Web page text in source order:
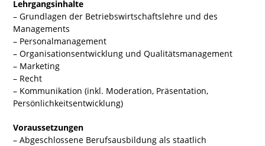
Lehrgangsinhalte
– Grundlagen der Betriebswirtschaftslehre und des
Managements
– Personalmanagement
– Organisationsentwicklung und Qualitätsmanagement
– Marketing
– Recht
– Kommunikation (inkl. Moderation, Präsentation,
Persönlichkeitsentwicklung)
Voraussetzungen
– Abgeschlossene Berufsausbildung als staatlich